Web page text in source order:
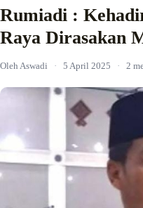
Rumiadi :
Raya Dirasakan
Oleh Aswadi · 5 April 2025 · 2